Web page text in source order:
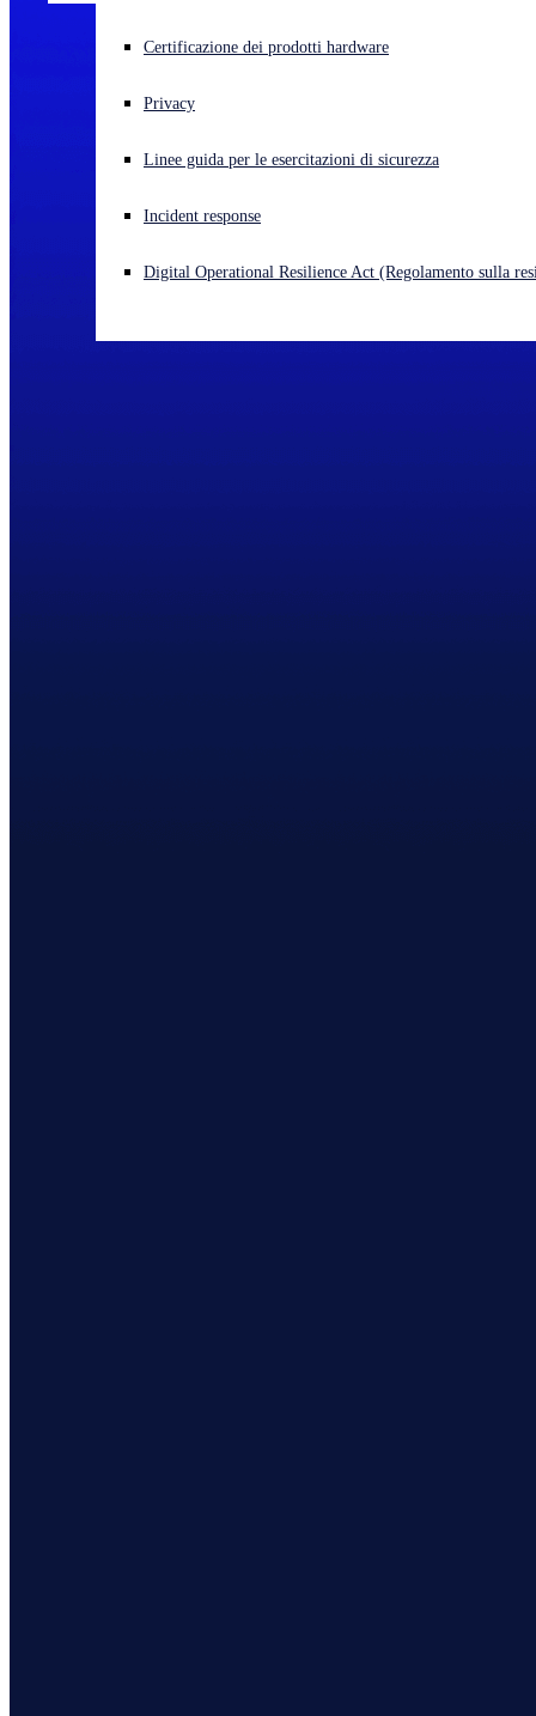
Cyberattacco in corso? Ottieni assistenza immediata
Open language switcher
Certificazione dei prodotti hardware
Privacy
Linee guida per le esercitazioni di sicurezza
Incident response
Digital Operational Resilience Act (Regolamento sulla